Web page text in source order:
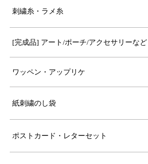
刺繍糸・ラメ糸
[完成品] アート/ポーチ/アクセサリーなど
ワッペン・アップリケ
紙刺繍のし袋
ポストカード・レターセット